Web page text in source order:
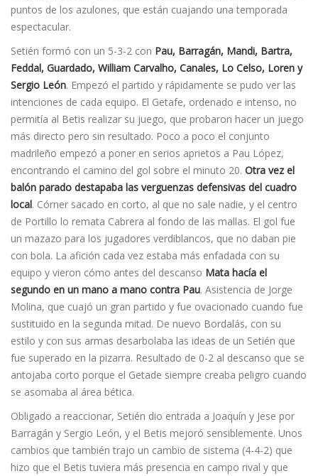
puntos de los azulones, que están cuajando una temporada
espectacular.
Setién formó con un 5-3-2 con Pau, Barragán, Mandi, Bartra,
Feddal, Guardado, William Carvalho, Canales, Lo Celso, Loren y
Sergio León. Empezó el partido y rápidamente se pudo ver las
intenciones de cada equipo. El Getafe, ordenado e intenso, no
permití­a al Betis realizar su juego, que probaron hacer un juego
más directo pero sin resultado. Poco a poco el conjunto
madrileño empezó a poner en serios aprietos a Pau López,
encontrando el camino del gol sobre el minuto 20. Otra vez el
balón parado destapaba las verguenzas defensivas del cuadro
local. Córner sacado en corto, al que no sale nadie, y el centro
de Portillo lo remata Cabrera al fondo de las mallas. El gol fue
un mazazo para los jugadores verdiblancos, que no daban pie
con bola. La afición cada vez estaba más enfadada con su
equipo y vieron cómo antes del descanso Mata hací­a el
segundo en un mano a mano contra Pau. Asistencia de Jorge
Molina, que cuajó un gran partido y fue ovacionado cuando fue
sustituido en la segunda mitad. De nuevo Bordalás, con su
estilo y con sus armas desarbolaba las ideas de un Setién que
fue superado en la pizarra. Resultado de 0-2 al descanso que se
antojaba corto porque el Getade siempre creaba peligro cuando
se asomaba al área bética.
Obligado a reaccionar, Setién dio entrada a Joaquín y Jese por
Barragán y Sergio León, y el Betis mejoró sensiblemente. Unos
cambios que también trajo un cambio de sistema (4-4-2) que
hizo que el Betis tuviera más presencia en campo rival y que